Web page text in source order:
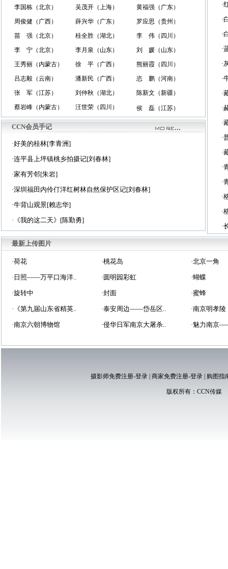
李国栋（北京）
吴茂开（上海）
黄福强（广东）
周俊健（广西）
薛兴华（广东）
罗应思（贵州）
苗 强（北京）
桂全胜（湖北）
李 伟（四川）
李 宁（北京）
李月泉（山东）
刘 媛（山东）
王秀丽（内蒙古）
徐 平（广西）
熊丽霞（四川）
吕志毅（云南）
潘新民（广西）
恣 鹏（河南）
张 军（江苏）
刘仲秋（湖北）
陈新文（新疆）
蔡岩峰（内蒙古）
汪世荣（四川） 侯 磊（江苏）
CCN会员手记
·好美的桂林[李青洲]
·连平县上坪镇桃乡拍摄记[刘春林]
·家有芳邻[朱岩]
·深圳福田内伶仃洋红树林自然保护区记[刘春林]
·牛背山观景[赖志华]
· 《我的这二天》[陈勤勇]
·
·
·
·
·
·
·
·
·
·
·
·
·
·
·
·
最新上传图片
·荷花 ·桃花岛 ·北京一角
· 日照——万平口海洋.. · 圆明园彩虹 ·蝴蝶
·旋转中 ·封面 ·蜜蜂
· 《第九届山东省精英.. ·泰安周边——岱岳区.. ·南京明孝陵
·南京六朝博物馆 ·侵华日军南京大屠杀.. ·魅力南京
摄影师免费注册-登录 商家免费注册-登录 购图指
版权所有： CCN传媒